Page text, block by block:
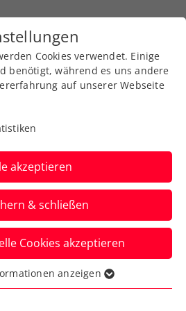
Open: 78.000
mit
in Wien verzeichnet auch
und darf weiter mit
planen.
Cookies verwendet. Einige
benötigt, während es uns andere
auf unserer Webseite
akzeptieren
& schließen
Cookies akzeptieren
für grundlegende
anzeigen